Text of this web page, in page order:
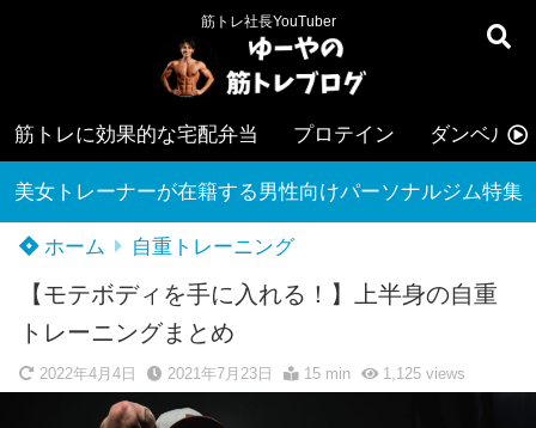
筋トレ社長YouTuber
筋トレに効果的な宅配弁当 プロテイン ダンベル
美女トレーナーが在籍する男性向けパーソナルジム特集
ホーム 自重トレーニング
【モテボディを手に入れる！】上半身の自重
トレーニングまとめ
2022年4月4日 2021年7月23日 15 min 1,125views